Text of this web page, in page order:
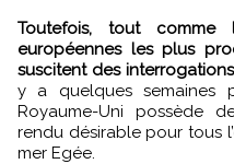
Toutefois, tout comme
européennes les plus
suscitent des interrogations
y a quelques semaines
Royaume-Uni possède
rendu désirable pour tous
mer Egée.